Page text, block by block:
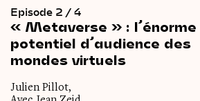
Episode 2 / 4
« Metaverse » : l’énorme
potentiel d’audience des
mondes virtuels
Julien Pillot,